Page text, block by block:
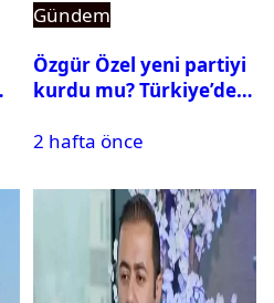
Gündem
Özgür Özel yeni partiyi
kurdu mu? Türkiye’de
süreci nasıl işler?
2 hafta önce